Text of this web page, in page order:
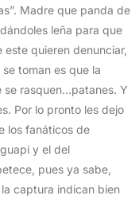
Madre que panda de
leña para que
quieren denunciar,
toman es que la
se rasquen…patanes. Y
Por lo pronto les dejo
los fanáticos de
y el del
pues ya sabe,
captura indican bien